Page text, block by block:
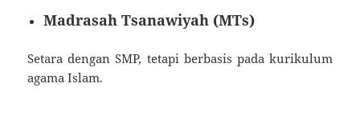
Madrasah Tsanawiyah (MTs)
Setara dengan SMP, tetapi berbasis pada kurikulum
agama Islam.